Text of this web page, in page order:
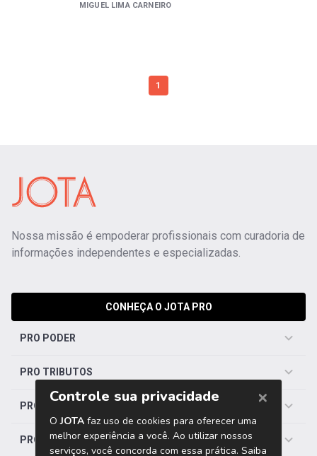
MIGUEL LIMA CARNEIRO
1
Nossa missão é empoderar profissionais com curadoria de
informações independentes e especializadas.
CONHEÇA O JOTA PRO
PRO PODER
PRO TRIBUTOS
PRO TRABALHISTA
PRO SAÚDE